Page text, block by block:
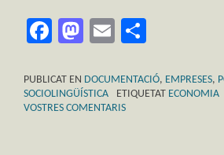
Facebook
Mastodon
Email
PUBLICAT EN DOCUMENTACIÓ, EMPRESES,
SOCIOLINGÜÍSTICA
ETIQUETAT ECONOMIA
VOSTRES COMENTARIS